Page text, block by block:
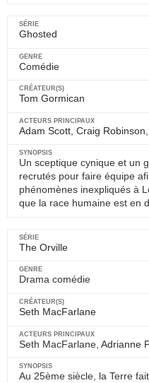
Ghosted
Comédie
Tom Gormican
Adam Scott Craig Robinson
Un sceptique cynique et un
recrutés pour faire équipe
phénomènes inexpliqués à
que la race humaine est en
The Orville
Drama comédie
Seth MacFarlane
Seth MacFarlane, Adrianne
Au 25ème siècle, la Terre